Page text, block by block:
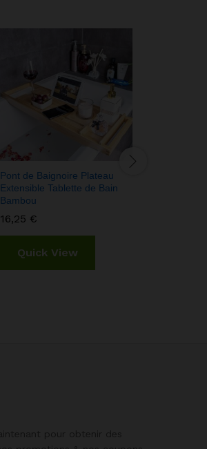
Pont de Baignoire Plateau
Extensible Tablette de Bain
Bambou
16,25 €
Quick View